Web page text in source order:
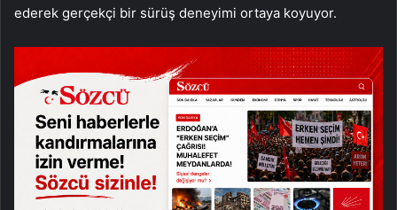
ederek gerçekçi bir sürüş deneyimi ortaya koyuyor.